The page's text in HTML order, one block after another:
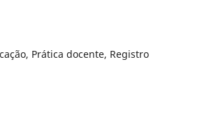
Prática docente, Registro